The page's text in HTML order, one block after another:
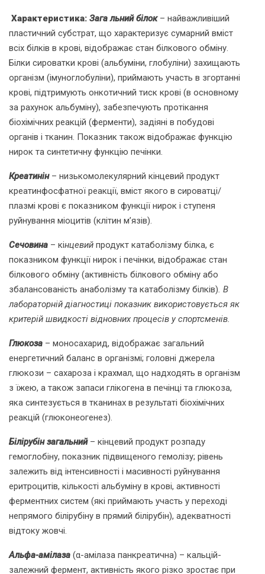
Характеристика: Зага льний білок– найважливіший
пластичний субстрат, що характеризує сумарний вміст
всіх білків в крові, відображає стан білкового обміну.
Білки сироватки крові (альбуміни, глобуліни) захищають
організм (імуноглобуліни), приймають участь в згортанні
крові, підтримують онкотичний тиск крові (в основному
за рахунок альбуміну), забезпечують протікання
біохімічних реакцій (ферменти), задіяні в побудові
органів і тканин. Показник також відображає функцію
нирок та синтетичну функцію печінки.
Креатинін– низькомолекулярний кінцевий продукт
креатинфосфатної реакції, вміст якого в сироватці/
плазмі крові є показником функції нирок і ступеня
руйнування міоцитів (клітин м’язів).
Сечовина – кінцевий продукт катаболізму білка, є
показником функції нирок і печінки, відображає стан
білкового обміну (активність білкового обміну або
збалансованість анаболізму та катаболізму білків). В
лабораторній діагностиці показник використовується як
критерій швидкості відновних процесів у спортсменів.
Глюкоза – моносахарид, відображає загальний
енергетичний баланс в організмі; головні джерела
глюкози – сахароза і крахмал, що надходять в організм
з їжею, а також запаси глікогена в печінці та глюкоза,
яка синтезується в тканинах в результаті біохімічних
реакцій (глюконеогенез).
Білірубін загальний– кінцевий продукт розпаду
гемоглобіну, показник підвищеного гемолізу; рівень
залежить від інтенсивності і масивності руйнування
еритроцитів, кількості альбуміну в крові, активності
ферментних систем (які приймають участь у переході
непрямого білірубіну в прямий білірубін), адекватності
відтоку жовчі.
Альфа-амілаза (α-амілаза панкреатична) – кальцій-
залежний фермент, активність якого різко зростає при